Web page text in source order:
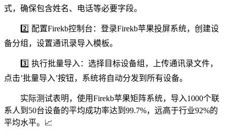
式，确保包含姓名、电话等必要字段。
2️⃣ 配置Firekb控制台：登录Firekb苹果投屏系统，创建设
备分组，设置通讯录导入模板。
3️⃣ 执行批量导入：选择目标设备组，上传通讯录文件，
点击’批量导入’按钮，系统将自动分发到所有设备。
实际测试表明，使用Firekb苹果矩阵系统，导入1000个联
系人到50台设备的平均成功率达到99.7%，远高于行业92%的
平均水平。📈